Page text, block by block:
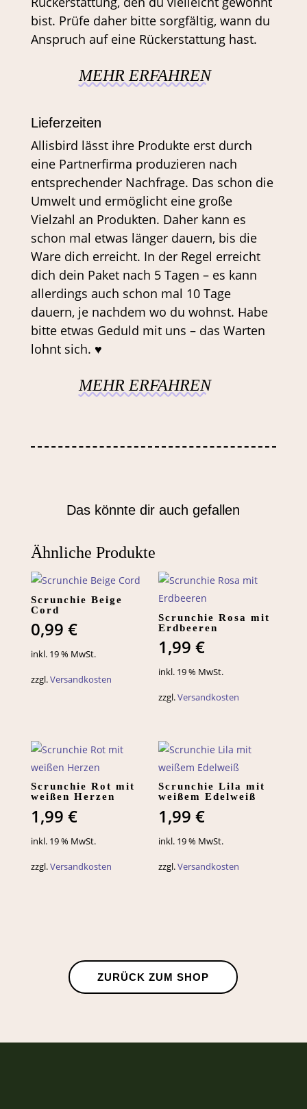
bist. Prüfe daher bitte sorgfältig, wann du
Anspruch auf eine Rückerstattung hast.
MEHR ERFAHREN
Lieferzeiten
Allisbird lässt ihre Produkte erst durch
eine Partnerfirma produzieren nach
entsprechender Nachfrage. Das schon die
Umwelt und ermöglicht eine große
Vielzahl an Produkten. Daher kann es
schon mal etwas länger dauern, bis die
Ware dich erreicht. In der Regel erreicht
dich dein Paket nach 5 Tagen – es kann
allerdings auch schon mal 10 Tage
dauern, je nachdem wo du wohnst. Habe
bitte etwas Geduld mit uns – das Warten
lohnt sich. ♥
MEHR ERFAHREN
Das könnte dir auch gefallen
Ähnliche Produkte
Scrunchie Beige
Cord
0,99 €
inkl. 19 % MwSt.
zzgl.Versandkosten
Scrunchie Rosa mit
Erdbeeren
1,99€
inkl. 19 % MwSt.
zzgl.Versandkosten
Scrunchie Rot mit
weißen Herzen
1,99 €
inkl. 19 % MwSt.
zzgl.Versandkosten
Scrunchie Lila mit
weißem Edelweiß
1,99€
inkl. 19 % MwSt.
zzgl.Versandkosten
ZURÜCK ZUM SHOP